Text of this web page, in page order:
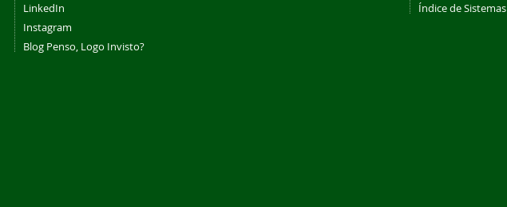
LinkedIn
Instagram
Blog Penso, Logo Invisto?
Índice de Sistemas